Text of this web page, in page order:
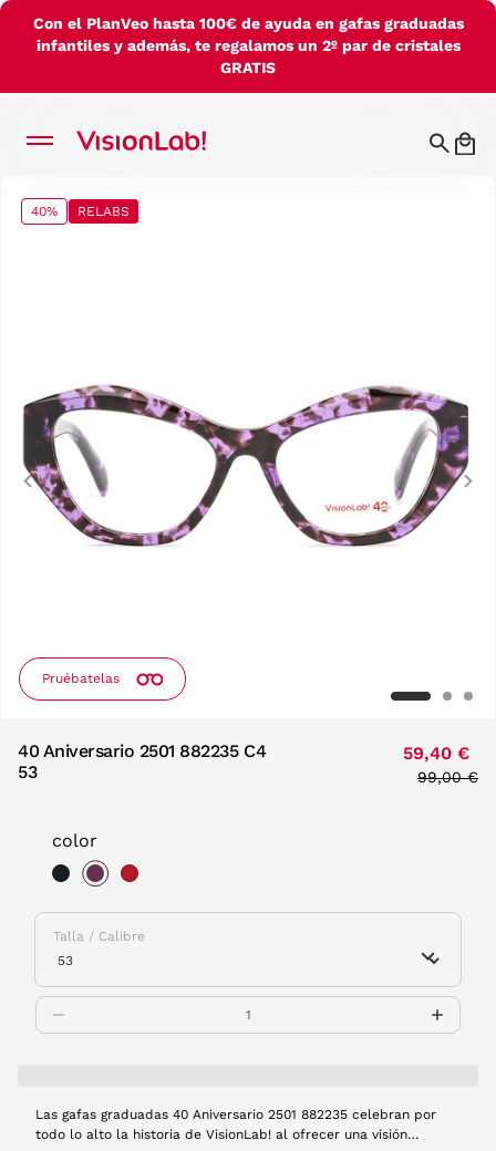
Con el PlanVeo hasta 100€ de ayuda en gafas graduadas
infantiles y además, te regalamos un 2º par de cristales
GRATIS
40% RELABS
Pruébatelas
Previous
40 Aniversario 2501 882235 C4
53
59,40 €
Price
99,00 €
color
Talla / Calibre
Las gafas graduadas 40 Aniversario 2501 882235 celebran por
todo lo alto la historia de VisionLab! al ofrecer una visión